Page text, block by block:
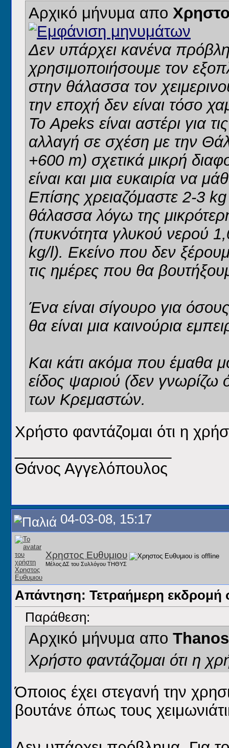
Αρχικό μήνυμα απο
Δεν υπάρχει κανένα
χρησιμοποιήσουμε τον
στην θάλασσα τον
την εποχή δεν είναι τόσο
Το Apeks είναι αστέρι για
αλλαγή σε σχέση με την
+600 m) σχετικά μικρή
είναι και μια ευκαιρία να
Επίσης χρειαζόμαστε 2-3
θάλασσα λόγω της
(πυκνότητα γλυκού νερού
kg/l). Εκείνο που δεν
τις ημέρες που θα
Ένα είναι σίγουρο για
θα είναι μια καινούρια
Και κάτι ακόμα που έμαθα
είδος ψαριού (δεν γνωρίζω
των Κρεμαστών.
Χρήστο φαντάζομαι ότι η
Θάνος Αγγελόπουλος
04-03-08, 15:17
Χρηστος Ευθυμιου
Μέλος ΔΣ του Συλλόγου ΤΗΘΥΣ
Απάντηση: Τετραήμερη εκδρομή
Παράθεση:
Αρχικό μήνυμα απο Thanos
Χρήστο φαντάζομαι ότι η
Όποιος έχει στεγανή την
βουτάνε όπως τους